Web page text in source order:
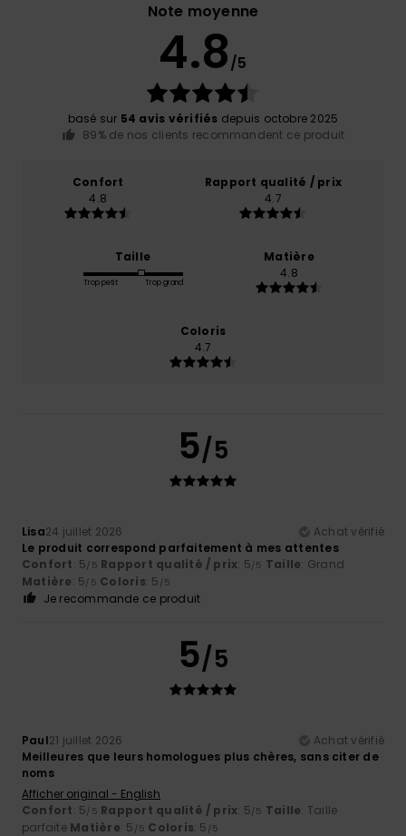
Note moyenne
4.8/5
basé sur 54 avis vérifiés depuis octobre 2025
89% de nos clients recommandent ce produit
Confort
4.8
Rapport qualité / prix
4.7
Taille
Trop petit Trop grand
Matière
4.8
Coloris
4.7
5/5
Lisa24 juillet 2026
Achat vérifié
Le produit correspond parfaitement à mes attentes
Confort: 5/5 Rapport qualité / prix: 5/5 Taille: Grand
Matière: 5/5 Coloris: 5 /5
Je recommande ce produit
5/5
Paul21 juillet 2026
Achat vérifié
Meilleures que leurs homologues plus chères, sans citer de
noms
Afficher original - English
Confort: 5/5 Rapport qualité / prix: 5/5 Taille: Taille
parfaite Matière: 5 /5 Coloris: 5 /5